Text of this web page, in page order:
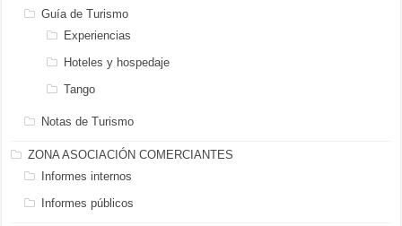
Guía de Turismo
Experiencias
Hoteles y hospedaje
Tango
Notas de Turismo
ZONA ASOCIACIÓN COMERCIANTES
Informes internos
Informes públicos